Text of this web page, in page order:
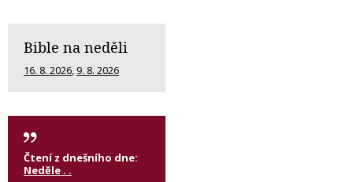
Bible na neděli
16. 8. 2026, 9. 8. 2026
Čtení z dnešního dne:
Neděle . .